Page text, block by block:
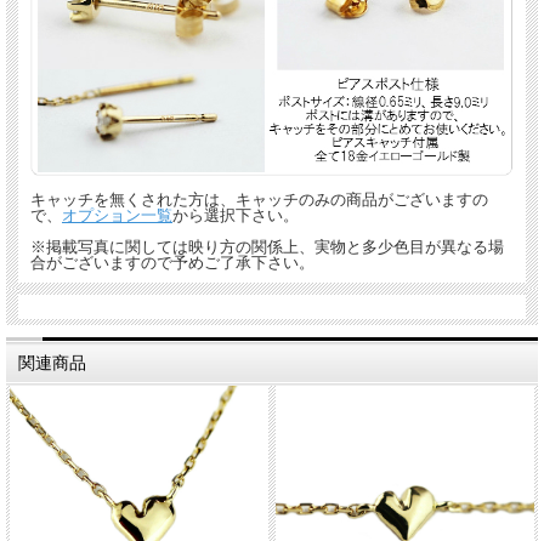
キャッチを無くされた方は、キャッチのみの商品がございますの
で、 オプション一覧から選択下さい。
※掲載写真に関しては映り方の関係上、実物と多少色目が異なる場
合がございますので予めご了承下さい。
関連商品